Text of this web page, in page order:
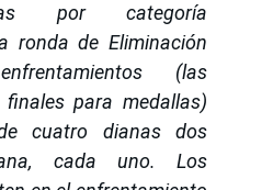
por categoría
ronda de Eliminación
(las
para medallas)
cuatro dianas dos
cada uno. Los